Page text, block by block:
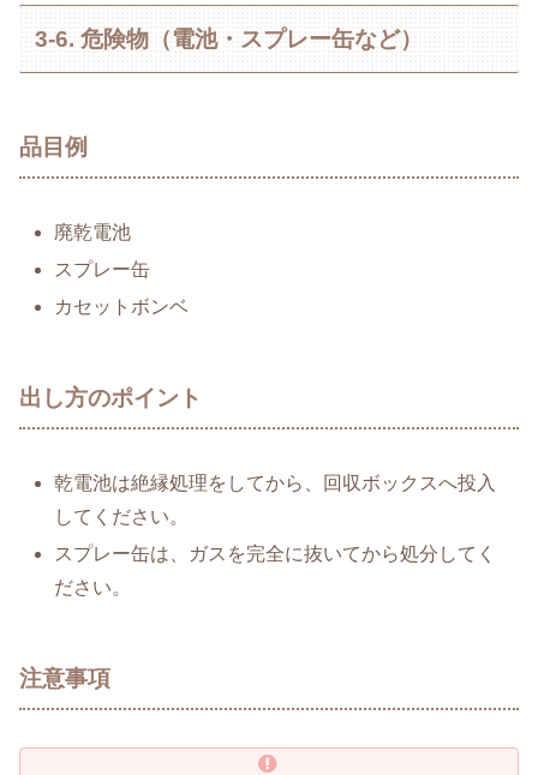
3-6. 危険物（電池・スプレー缶など）
品目例
廃乾電池
スプレー缶
カセットボンベ
出し方のポイント
乾電池は絶縁処理をしてから、回収ボックスへ投入
してください。
スプレー缶は、ガスを完全に抜いてから処分してく
ださい。
注意事項